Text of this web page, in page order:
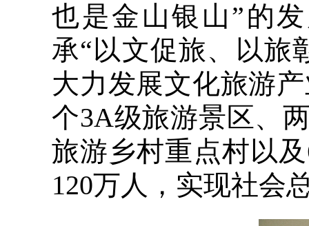
也是金山银山”的
承“以文促旅、以旅
大力发展文化旅游
个3A级旅游景区、
旅游乡村重点村以
120万人，实现社会